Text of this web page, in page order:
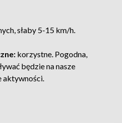
słaby 5-15 km/h.
korzystne. Pogodna,
będzie na nasze
aktywności.